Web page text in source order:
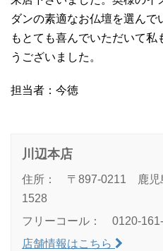
ダンの素適なお仏壇を選んで
もとても喜んでいただいて私
うございました。
担当者：今徳
川辺本店
住所： 〒897-0211 鹿児
1528
フリーコール： 0120-
店舗情報はこちら